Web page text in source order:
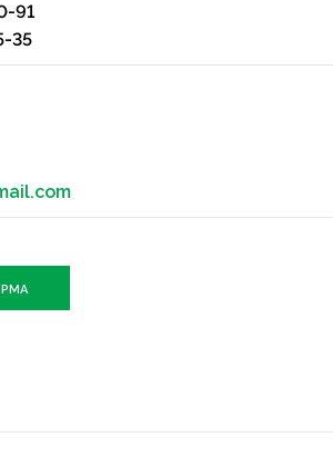
91
35